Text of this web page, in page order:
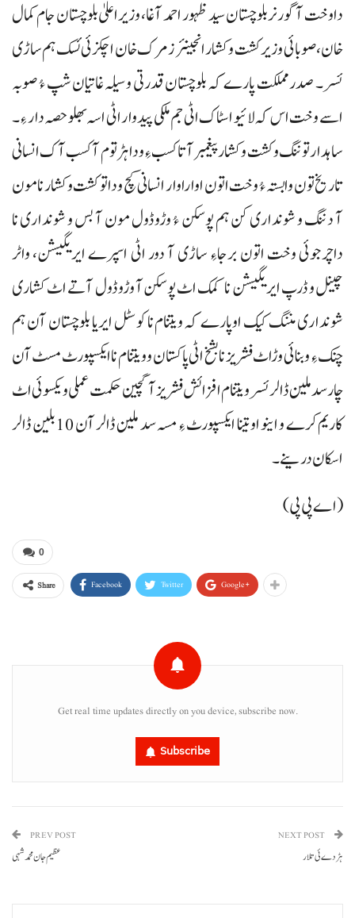
داوخت آ گورنر بلوچستان سید ظہور احمد آغا، وزیراعلیٰ بلوچستان جام کمال
خان، صوبائی وزیر کشت وکشار انجینئر زمرک خان اچکزئی ئسک ہم ساڑی
ئسر۔ صدر مملکت پارے کہ بلوچستان قدرتی وسیلہ غاتیان شپ ءُ صوبہ
اسے وخت اس کہ لائیو اسٹاک اٹی جم ملکی پیدوار اٹی اسہ بھلو حصہ دار ءِ۔
ساہدار توننگ و کشت و کشار پیغمبرآتا کسب ءِ و دا ہڑتوم آ کسب آک انسانی
تاریخ تون وابستہ ءُ وخت اتون اوارا وار انسانی کچ ودا تو کشت وکشار نا مون
آ دننگ و شونداری کن ہم پوسکن ءُ وڑوڈول مون آ بس و شونداری نا
داچرجوئی وخت اتون برجاءِ ساڑی آ دور اٹی اسپرے ایریگیشن، واٹر
چینل و ڈرپ ایریگیشن نا کمک اٹ پوسکن آ وڑوڈول آتے اٹ کشاری
شونداری مننگ کیک اوپارے کہ ویتنام نا کوسٹل ایریا بلوچستان آن ہم
چنک ءِ و بنائی وڑاٹ فشریز نا بشخ اٹی پاکستان و ویتنام نا ایکسپورٹ مسٹ آن
چار سد ملین ڈالر ئسر ویتنام افزائش فشریز آ گچین حکمت عملی و یکسوئی اٹ
کاریم کرے و اینو او تینا ایکسپورٹ ءِ مسہ سد ملین ڈالر آن 10بلین ڈالر
اسکان درینے۔
(اے پی پی)
0
Share Facebook Twitter Google+
Get real time updates directly on you device, subscribe now.
Subscribe
PREV POST
عظیم جان محمد شہی
NEXT POST
ہڑدے ئی تلار